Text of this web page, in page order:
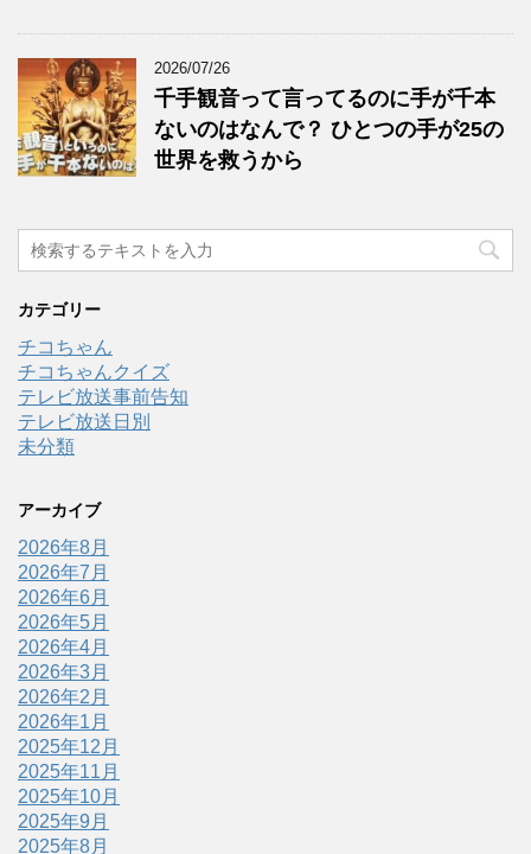
2026/07/26
千手観音って言ってるのに手が千本
ないのはなんで？ ひとつの手が25の
世界を救うから
カテゴリー
チコちゃん
チコちゃんクイズ
テレビ放送事前告知
テレビ放送日別
未分類
アーカイブ
2026年8月
2026年7月
2026年6月
2026年5月
2026年4月
2026年3月
2026年2月
2026年1月
2025年12月
2025年11月
2025年10月
2025年9月
2025年8月